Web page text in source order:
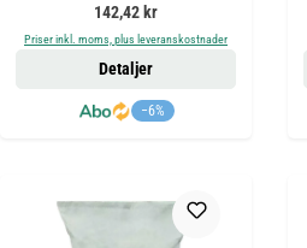
Ordinarie pris:
142,42 kr
Priser inkl. moms, plus leveranskostnader
−6%
Detaljer